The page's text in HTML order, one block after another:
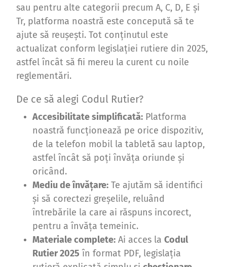
sau pentru alte categorii precum A, C, D, E și
Tr, platforma noastră este concepută să te
ajute să reușești. Tot conținutul este
actualizat conform legislației rutiere din 2025,
astfel încât să fii mereu la curent cu noile
reglementări.
De ce să alegi Codul Rutier?
Accesibilitate simplificată: Platforma
noastră funcționează pe orice dispozitiv,
de la telefon mobil la tabletă sau laptop,
astfel încât să poți învăța oriunde și
oricând.
Mediu de învățare: Te ajutăm să identifici
și să corectezi greșelile, reluând
întrebările la care ai răspuns incorect,
pentru a învăța temeinic.
Materiale complete: Ai acces la Codul
Rutier 2025 în format PDF, legislația